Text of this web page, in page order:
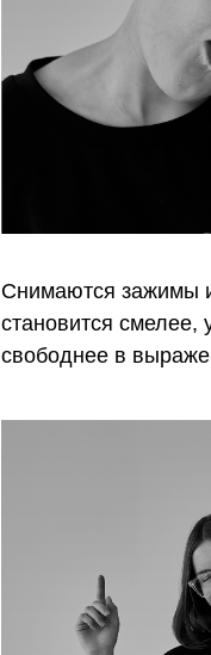
Снимаются зажимы
становится смелее,
свободнее в